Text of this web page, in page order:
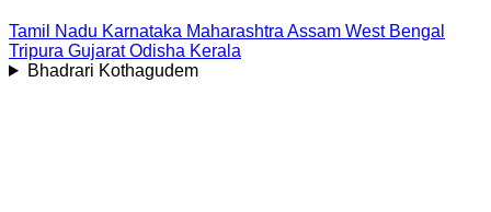
Tamil Nadu Karnataka Maharashtra Assam West Bengal
Tripura Gujarat Odisha Kerala
Bhadrari Kothagudem